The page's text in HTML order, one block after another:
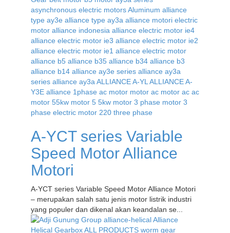
A-YCT series Variable
Speed Motor Alliance
Motori
A-YCT series Variable Speed Motor Alliance Motori
– merupakan salah satu jenis motor listrik industri
yang populer dan dikenal akan keandalan se...